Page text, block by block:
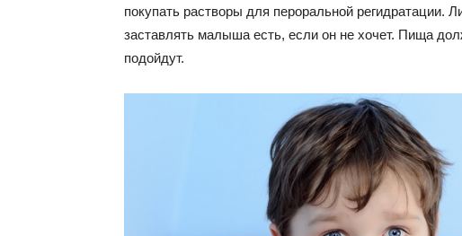
покупать растворы для пероральной регидратации.
заставлять малыша есть, если он не хочет. Пища
подойдут.